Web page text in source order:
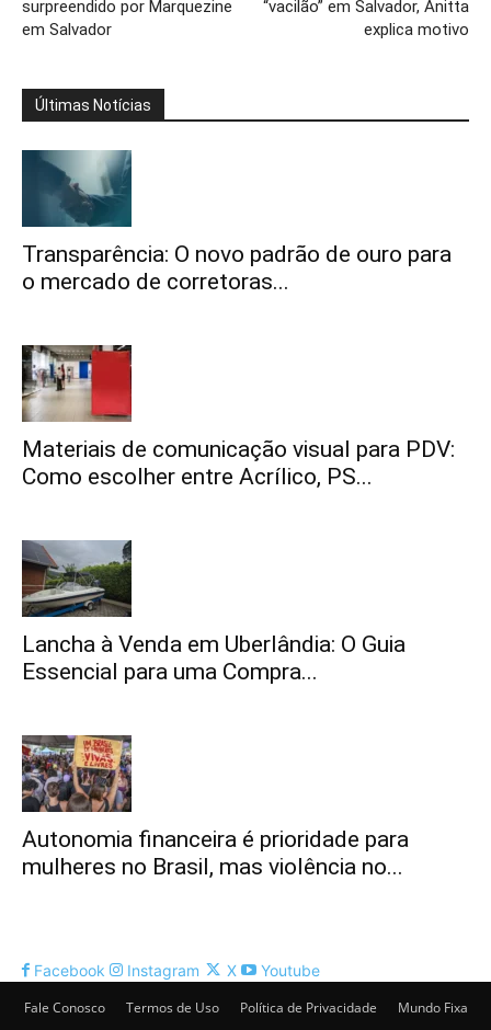
surpreendido por Marquezine
em Salvador
“vacilão” em Salvador, Anitta
explica motivo
Últimas Notícias
Transparência: O novo padrão de ouro para
o mercado de corretoras...
Materiais de comunicação visual para PDV:
Como escolher entre Acrílico, PS...
Lancha à Venda em Uberlândia: O Guia
Essencial para uma Compra...
Autonomia financeira é prioridade para
mulheres no Brasil, mas violência no...
Facebook Instagram X
Youtube
Fale Conosco
Termos de Uso Política de Privacidade Mundo Fixa